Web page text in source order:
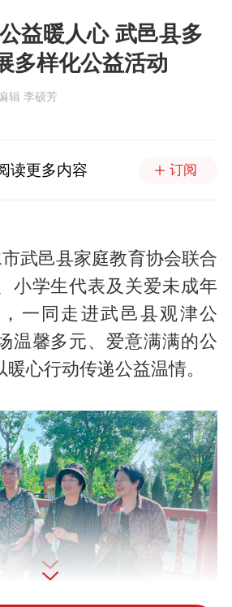
益暖人心 武邑县多
多样化公益活动
辑 李硕芳
读更多内容 订阅
武邑县家庭教育协会联合
小学生代表及关爱未成年
一同走进武邑县观津公
温馨多元、爱意满满的公
心行动传递公益温情。